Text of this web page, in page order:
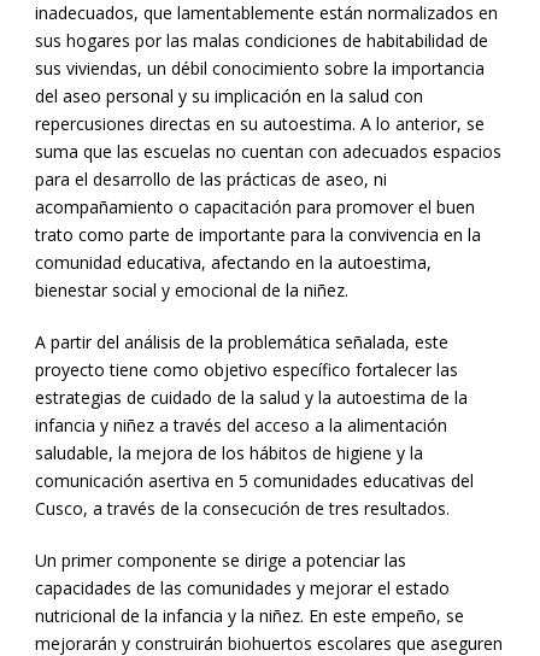
inadecuados, que lamentablemente están normalizados en
sus hogares por las malas condiciones de habitabilidad de
sus viviendas, un débil conocimiento sobre la importancia
del aseo personal y su implicación en la salud con
repercusiones directas en su autoestima. A lo anterior, se
suma que las escuelas no cuentan con adecuados espacios
para el desarrollo de las prácticas de aseo, ni
acompañamiento o capacitación para promover el buen
trato como parte de importante para la convivencia en la
comunidad educativa, afectando en la autoestima,
bienestar social y emocional de la niñez.
A partir del análisis de la problemática señalada, este
proyecto tiene como objetivo específico fortalecer las
estrategias de cuidado de la salud y la autoestima de la
infancia y niñez a través del acceso a la alimentación
saludable, la mejora de los hábitos de higiene y la
comunicación asertiva en 5 comunidades educativas del
Cusco, a través de la consecución de tres resultados.
Un primer componente se dirige a potenciar las
capacidades de las comunidades y mejorar el estado
nutricional de la infancia y la niñez. En este empeño, se
mejorarán y construirán biohuertos escolares que aseguren